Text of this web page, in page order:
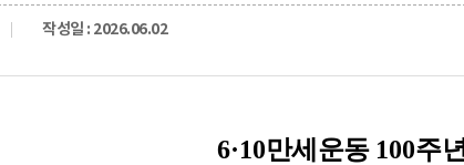
작성일 : 2026.06.02
6·10만세운동 100주